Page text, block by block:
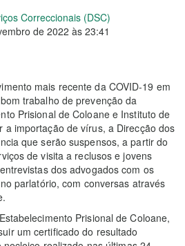
Correccionais (DSC)
de 2022 às 23:41
mais recente da COVID-19 em
trabalho de prevenção da
Prisional de Coloane e Instituto de
a importação de vírus, a Direcção dos
que serão suspensos, a partir do
de visita a reclusos e jovens
dos advogados com os
parlatório, com conversas através
Prisional de Coloane,
um certificado do resultado